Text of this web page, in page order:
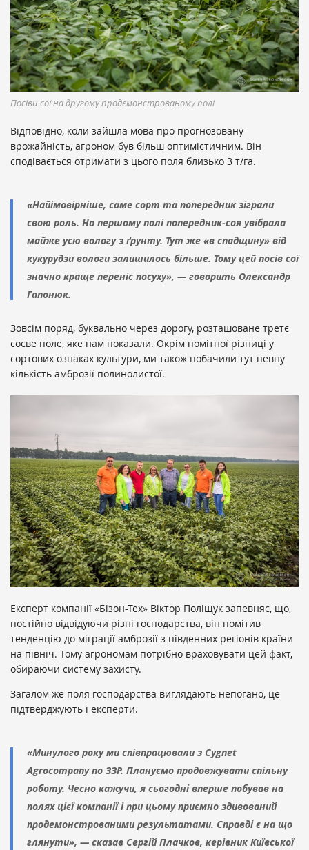
Посіви сої на другому продемонстрованому полі
Відповідно, коли зайшла мова про прогнозовану
врожайність, агроном був більш оптимістичним. Він
сподівається отримати з цього поля близько 3 т/га.
«Найімовірніше, саме сорт та попередник зіграли
свою роль. На першому полі попередник-соя увібрала
майже усю вологу з ґрунту. Тут же «в спадщину» від
кукурудзи вологи залишилось більше. Тому цей посів сої
значно краще переніс посуху», — говорить Олександр
Гапонюк.
Зовсім поряд, буквально через дорогу, розташоване третє
соєве поле, яке нам показали. Окрім помітної різниці у
сортових ознаках культури, ми також побачили тут певну
кількість амброзії полинолистої.
Експерт компанії «Бізон-Тех» Віктор Поліщук запевняє, що,
постійно відвідуючи різні господарства, він помітив
тенденцію до міграції амброзії з південних регіонів країни
на північ. Тому агрономам потрібно враховувати цей факт,
обираючи систему захисту.
Загалом же поля господарства виглядають непогано, це
підтверджують і експерти.
«Минулого року ми співпрацювали з Cygnet
Agrocompany по ЗЗР. Плануємо продовжувати спільну
роботу. Чесно кажучи, я сьогодні вперше побував на
полях цієї компанії і при цьому приємно здивований
продемонстрованими результатами. Справді є на що
глянути», — сказав Сергій Плачков, керівник Київської